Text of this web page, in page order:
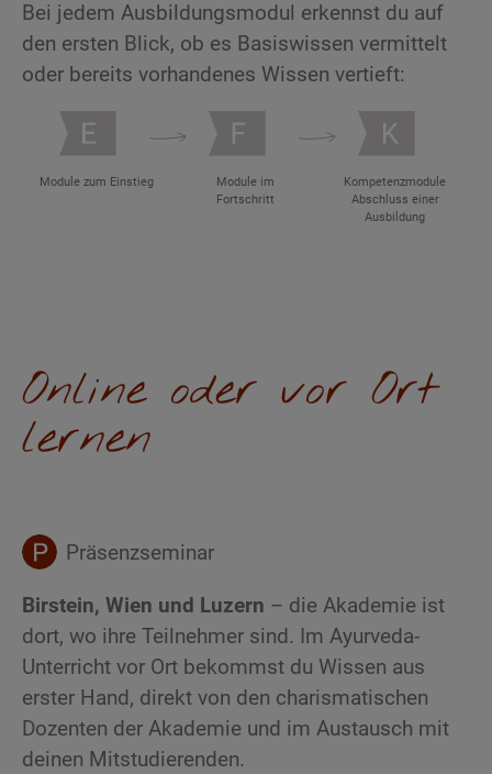
Bei jedem Ausbildungsmodul erkennst du auf
den ersten Blick, ob es Basiswissen vermittelt
oder bereits vorhandenes Wissen vertieft:
Module zum Einstieg
Module im
Fortschritt
Kompetenzmodule
Abschluss einer
Ausbildung
Online oder vor Ort
lernen
Präsenzseminar
Birstein, Wien und Luzern – die Akademie ist
dort, wo ihre Teilnehmer sind. Im Ayurveda-
Unterricht vor Ort bekommst du Wissen aus
erster Hand, direkt von den charismatischen
Dozenten der Akademie und im Austausch mit
deinen Mitstudierenden.